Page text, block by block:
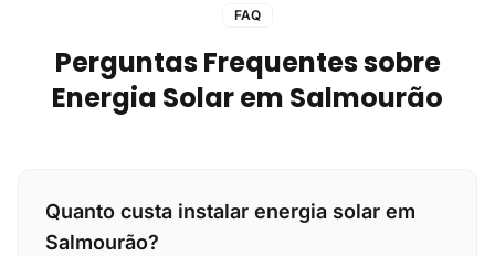
FAQ
Perguntas Frequentes sobre
Energia Solar em Salmourão
Quanto custa instalar energia solar em
Salmourão?